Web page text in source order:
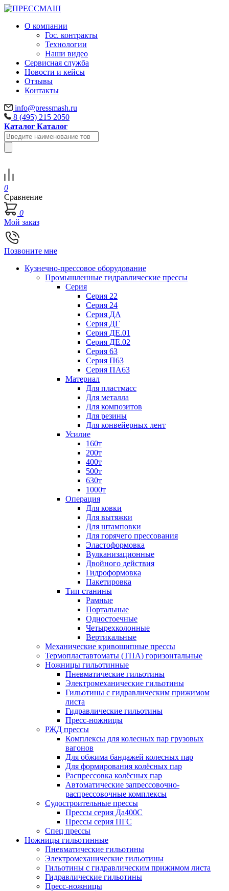
О компании
Гос. контракты
Технологии
Наши видео
Сервисная служба
Новости и кейсы
Отзывы
Контакты
info@pressmash.ru
8 (495) 215 2050
Каталог Каталог
0
Сравнение
0
Мой заказ
Позвоните мне
Кузнечно-прессовое оборудование
Промышленные гидравлические прессы
Серия
Серия 22
Серия 24
Серия ДА
Серия ДГ
Серия ДЕ.01
Серия ДЕ.02
Серия 63
Серия П63
Серия ПА63
Материал
Для пластмасс
Для металла
Для композитов
Для резины
Для конвейерных лент
Усилие
160т
200т
400т
500т
630т
1000т
Операция
Для ковки
Для вытяжки
Для штамповки
Для горячего прессования
Эластоформовка
Вулканизационные
Двойного действия
Гидроформовка
Пакетировка
Тип станины
Рамные
Портальные
Одностоечные
Четырехколонные
Вертикальные
Механические кривошипные прессы
Термопластавтоматы (ТПА) горизонтальные
Ножницы гильотинные
Пневматические гильотины
Электромеханические гильотины
Гильотины с гидравлическим прижимом
листа
Гидравлические гильотины
Пресс-ножницы
РЖД прессы
Комплексы для колесных пар грузовых
вагонов
Для обжима бандажей колесных пар
Для формирования колёсных пар
Распрессовка колёсных пар
Автоматические запрессовочно-
распрессовочные комплексы
Судостроительные прессы
Прессы серия Да400С
Прессы серия ПГС
Спец прессы
Ножницы гильотинные
Пневматические гильотины
Электромеханические гильотины
Гильотины с гидравлическим прижимом листа
Гидравлические гильотины
Пресс-ножницы